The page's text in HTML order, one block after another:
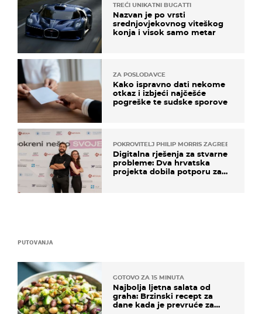
PUTOVANJA
GOTOVO ZA 15 MINUTA
Najbolja ljetna salata od
graha: Brzinski recept za
dane kada je prevruće za
TREĆI UNIKATNI BUGATTI
Nazvan je po vrsti
srednjovjekovnog viteškog
konja i visok samo metar
ZA POSLODAVCE
Kako ispravno dati nekome
otkaz i izbjeći najčešće
pogreške te sudske sporove
POKROVITELJ PHILIP MORRIS ZAGREB
Digitalna rješenja za stvarne
probleme: Dva hrvatska
projekta dobila potporu za